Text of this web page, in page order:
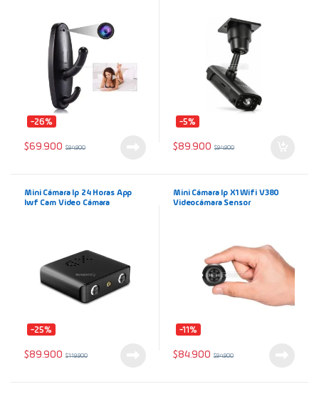
-26%
$69.900 $94.900
-5%
$89.900 $94.900
Mini Cámara Ip 24 Horas App
Iwf Cam Video Cámara
-25%
$89.900 $119.900
Mini Cámara Ip X1 Wifi V380
Videocámara Sensor
-11%
$84.900 $94.900